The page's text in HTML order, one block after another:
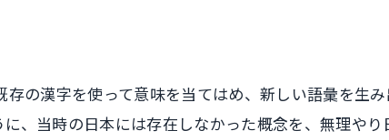
の漢字を使って意味を当てはめ、新しい語彙を生み
当時の日本には存在しなかった概念を、無理やり